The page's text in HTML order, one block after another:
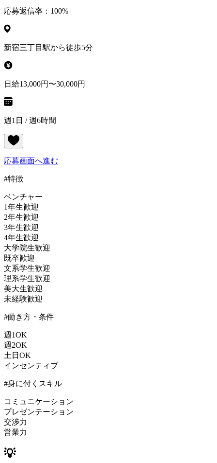
応募返信率： 100%
新宿三丁目駅から徒歩5分
日給13,000円〜30,000円
週1日 / 週6時間
応募画面へ進む
#特徴
ベンチャー
1年生歓迎
2年生歓迎
3年生歓迎
4年生歓迎
大学院生歓迎
既卒歓迎
文系学生歓迎
理系学生歓迎
美大生歓迎
未経験歓迎
#働き方・条件
週1OK
週2OK
土日OK
インセンティブ
#身に付くスキル
コミュニケーション
プレゼンテーション
交渉力
営業力
💡